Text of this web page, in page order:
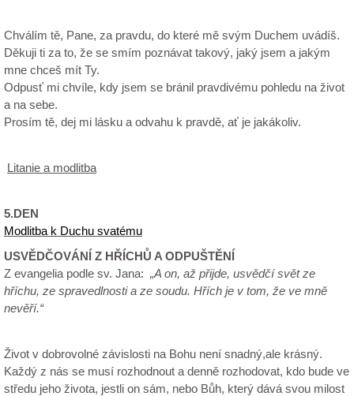
Chválím tě, Pane, za pravdu, do které mě svým Duchem uvádíš.
Děkuji ti za to, že se smím poznávat takový, jaký jsem a jakým
mne chceš mít Ty.
Odpusť mi chvíle, kdy jsem se bránil pravdivému pohledu na život
a na sebe.
Prosím tě, dej mi lásku a odvahu k pravdě, ať je jakákoliv.
Litanie a modlitba
5.DEN
Modlitba k Duchu svatému
USVĚDČOVÁNÍ Z HŘÍCHŮ A ODPUŠTĚNÍ
Z evangelia podle sv. Jana: „A on, až přijde, usvědčí svět ze
hříchu, ze spravedlnosti a ze soudu. Hřích je v tom, že ve mně
nevěří.“
Život v dobrovolné závislosti na Bohu není snadný,ale krásný.
Každý z nás se musí rozhodnout a denně rozhodovat, kdo bude ve
středu jeho života, jestli on sám, nebo Bůh, který dává svou milost